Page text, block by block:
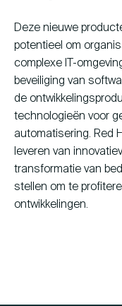
Deze nieuwe
potentieel om
complexe IT-
beveiliging van
de
technologieën voor
automatisering. Red
leveren van
transformatie van
stellen om te
ontwikkelingen.